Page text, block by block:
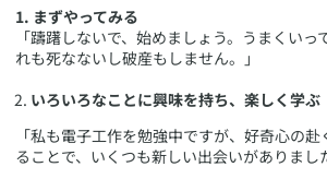
1. まずやってみる
「躊躇しないで、始めましょう。うまくいっ
れも死なないし破産もしません。」
いろいろなことに興味を持ち、楽しく学ぶ
「私も電子工作を勉強中ですが、好奇心の
ることで、いくつも新しい出会いがありまし